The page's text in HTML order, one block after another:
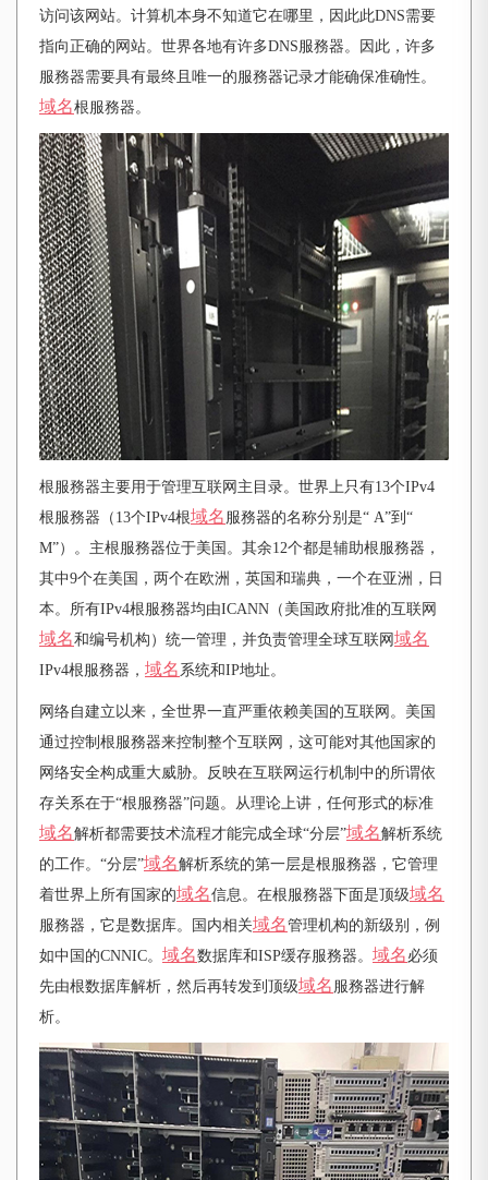
访问该网站。计算机本身不知道它在哪里，因此此DNS需要
指向正确的网站。世界各地有许多DNS服務器。因此，许多
服務器需要具有最终且唯一的服務器记录才能确保准确性。
域名根服務器。
根服務器主要用于管理互联网主目录。世界上只有13个IPv4
根服務器（13个IPv4根域名 服務器的名称分别是“ A”到“
M”）。主根服務器位于美国。其余12个都是辅助根服務器，
其中9个在美国，两个在欧洲，英国和瑞典，一个在亚洲，日
本。所有IPv4根服務器均由ICANN（美国政府批准的互联网
域名和编号机构）统一管理，并负责管理全球互联网域名
IPv4根服務器， 域名 系统和IP地址。
网络自建立以来，全世界一直严重依赖美国的互联网。美国
通过控制根服務器来控制整个互联网，这可能对其他国家的
网络安全构成重大威胁。反映在互联网运行机制中的所谓依
存关系在于“根服務器”问题。从理论上讲，任何形式的标准
域名解析都需要技术流程才能完成全球“分层”域名解析系统
的工作。“分层”域名解析系统的第一层是根服務器，它管理
着世界上所有国家的域名信息。在根服務器下面是顶级域名
服務器，它是数据库。国内相关域名管理机构的新级别，例
如中国的CNNIC。 域名数据库和ISP缓存服務器。 域名 必须
先由根数据库解析，然后再转发到顶级域名 服務器进行解
析。